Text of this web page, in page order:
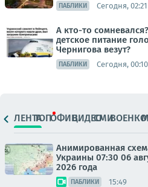
ПАБЛИКИ Сегодня, 02:21
А кто-то
детское питание
Чернигова везут?
ПАБЛИКИ Сегодня, 00:10
ЛЕНТАТОПОФИЦ.ВИДЕОСМИ
Анимированная
Украины 07:30 06
2026 года
ПАБЛИКИ 15:49